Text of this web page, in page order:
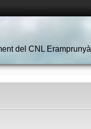
del CNL Eramprunyà